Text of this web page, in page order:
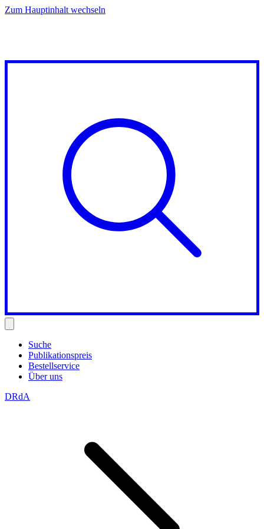
Zum Hauptinhalt wechseln
Suche
Publikationspreis
Bestellservice
Über uns
DRdA